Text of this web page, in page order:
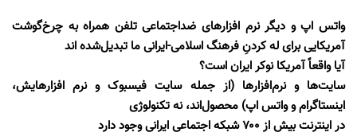
واتس اپ و دیگر نرم افزارهای ضداجتماعی تلفن همراه به چرخ‌گوشت
آمریکایی برای له کردنِ فرهنگ اسلامی-ایرانی ما تبدیل‌شده اند
آیا واقعاً آمریکا نوکر ایران است؟
سایت‌ها و نرم‌افزارها (از جمله سایت فیسبوک و نرم افزارهایش،
اینستاگرام و واتس اپ) محصول‌اند، نه تکنولوژی
در اینترنت بیش از ۷۰۰ شبکه اجتماعی ایرانی وجود دارد